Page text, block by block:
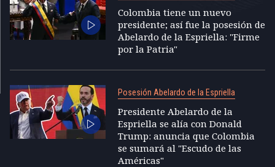
Colombia tiene un nuevo
presidente; así fue la posesión de
Abelardo de la Espriella: "Firme
por la Patria"
Posesión Abelardo de la Espriella
Presidente Abelardo de la
Espriella se alía con Donald
Trump: anuncia que Colombia
se sumará al "Escudo de las
Américas"